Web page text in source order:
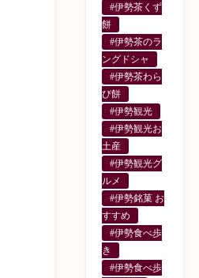
#伊勢茶くず
餅
#伊勢茶のラ
ングドシャ
#伊勢茶わら
び餅
#伊勢観光
#伊勢観光お
土産
#伊勢観光グ
ルメ
#伊勢銘菓 お
すすめ
#伊勢食べ歩
き
#伊勢食べ歩